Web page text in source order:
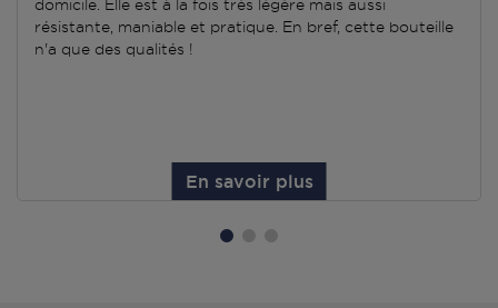
domicile. Elle est à la fois très légère mais aussi
résistante, maniable et pratique. En bref, cette bouteille
n'a que des qualités !
En savoir plus